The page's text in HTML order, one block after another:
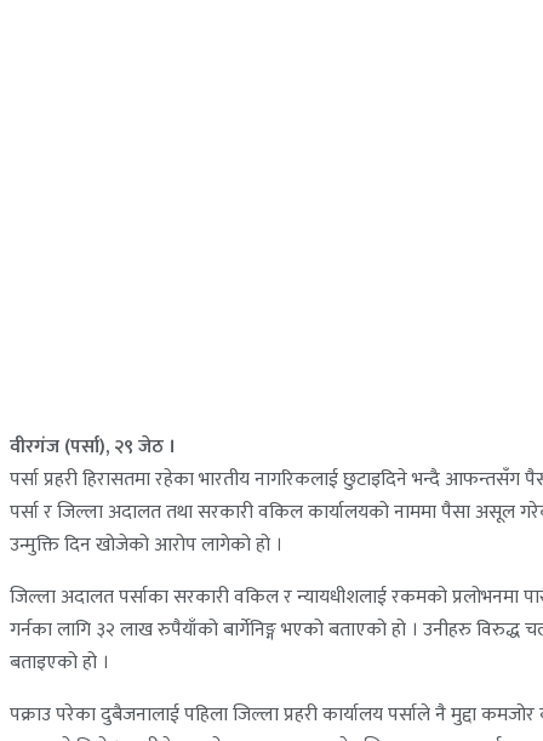
वीरगंज (पर्सा), २९ जेठ ।
पर्सा प्रहरी हिरासतमा रहेका भारतीय नागरिकलाई छुटाइदिने भन्दै
पर्सा र जिल्ला अदालत तथा सरकारी वकिल कार्यालयको नाममा पैसा असूल
उन्मुक्ति दिन खोजेको आरोप लागेको हो ।
जिल्ला अदालत पर्साका सरकारी वकिल र न्यायधीशलाई रकमको प्रलोभनमा
गर्नका लागि ३२ लाख रुपैयाँको बार्गेनिङ्ग भएको बताएको हो । उनीहरु
बताइएको हो ।
पक्राउ परेका दुबैजनालाई पहिला जिल्ला प्रहरी कार्यालय पर्साले नै मुद्दा